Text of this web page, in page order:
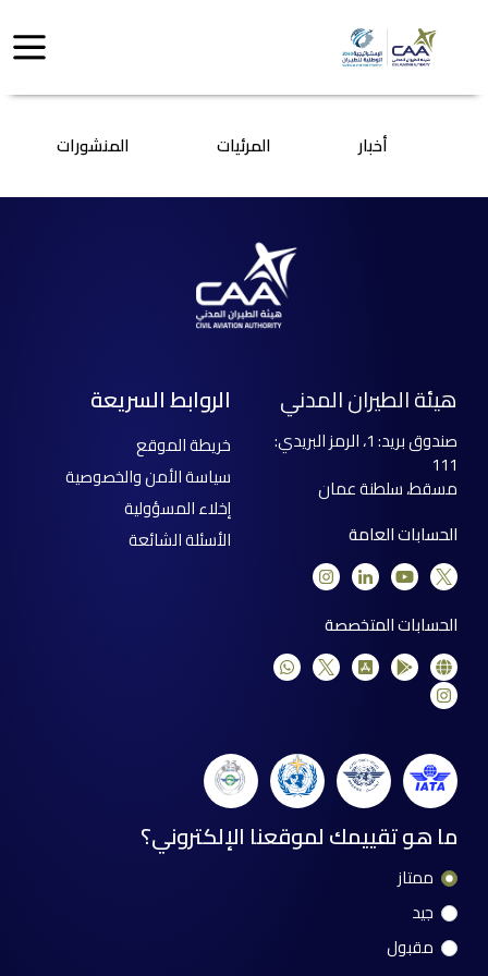
أخبار المرئيات المنشورات
هيئة الطيران المدني
صندوق بريد: 1، الرمز البريدي:
111
مسقط، سلطنة عمان
الحسابات العامة
الحسابات المتخصصة
الروابط السريعة
خريطة الموقع
سياسة الأمن والخصوصية
إخلاء المسؤولية
الأسئلة الشائعة
ما هو تقييمك لموقعنا الإلكتروني؟
ممتاز
جيد
مقبول